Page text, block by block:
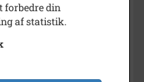
forbedre din
af statistik.